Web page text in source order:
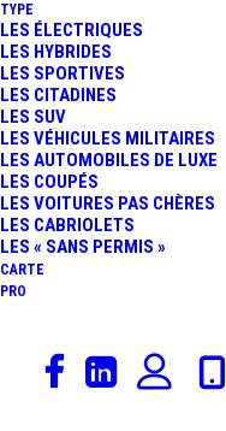
TYPE
LES ÉLECTRIQUES
LES HYBRIDES
LES SPORTIVES
LES CITADINES
LES SUV
LES VÉHICULES MILITAIRES
LES AUTOMOBILES DE LUXE
LES COUPÉS
LES VOITURES PAS CHÈRES
LES CABRIOLETS
LES « SANS PERMIS »
CARTE
PRO
Découvrez la borne de
250 kWh( Station
borne répond à la